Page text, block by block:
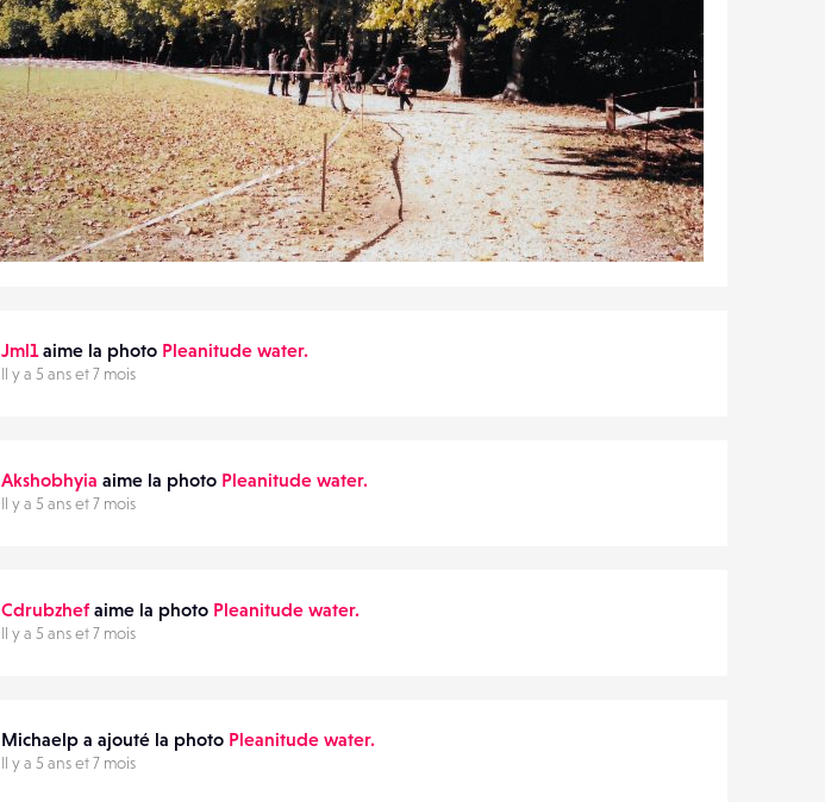
28
Jml1aime la photo Pleanitude water.
Il y a 5 ans et 7 mois
Akshobhyia aime la photo Pleanitude water.
Il y a 5 ans et 7 mois
Cdrubzhefaime la photo Pleanitude water.
Il y a 5 ans et 7 mois
Michaelp a ajouté la photo Pleanitude water.
Il y a 5 ans et 7 mois